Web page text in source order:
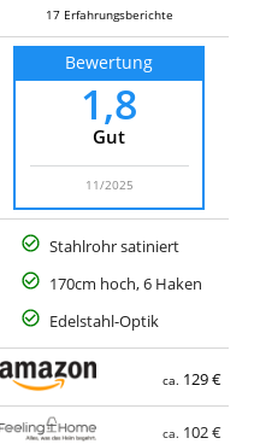
17 Erfahrungsberichte
Bewertung
1,8
Gut
11/2025
Stahlrohr satiniert
170cm hoch, 6 Haken
Edelstahl-Optik
ca. 129 €
ca. 102 €